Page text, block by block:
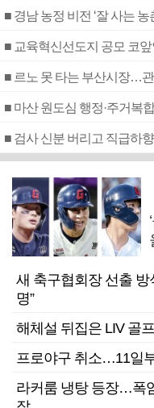
■ 경남 농정 비전 ‘잘 사는
■ 교육혁신선도지 공모 코
■ 르노 못 타는 부산시장…
■ 마산 원도심 행정·주거복
새 축구협회장 선출
명”
해체설 뒤집은 LIV 골
프로야구 취소…11일
라커룸 냉탕 등장…폭